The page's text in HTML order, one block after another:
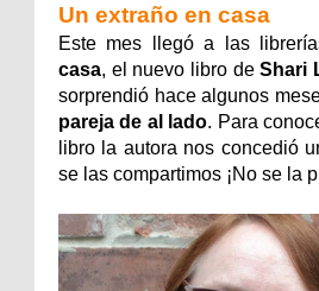
Un extraño en casa
Este mes llegó a las
casa, el nuevo libro deShari
sorprendió hace algunos
pareja de al lado. Para
libro la autora nos concedió
se las compartimos ¡No se la